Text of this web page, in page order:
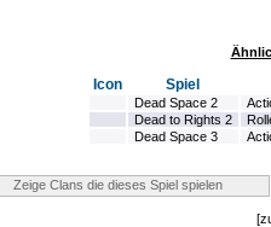
Icon Spiel
Dead Space 2
Dead to Rights 2
Dead Space 3